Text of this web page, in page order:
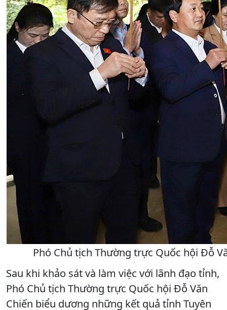
Phó Chủ tịch Thường trực Quốc hội Đỗ
Sau khi khảo sát và làm việc với lãnh đạo tỉnh,
Phó Chủ tịch Thường trực Quốc hội Đỗ Văn
Chiến biểu dương những kết quả tỉnh Tuyên